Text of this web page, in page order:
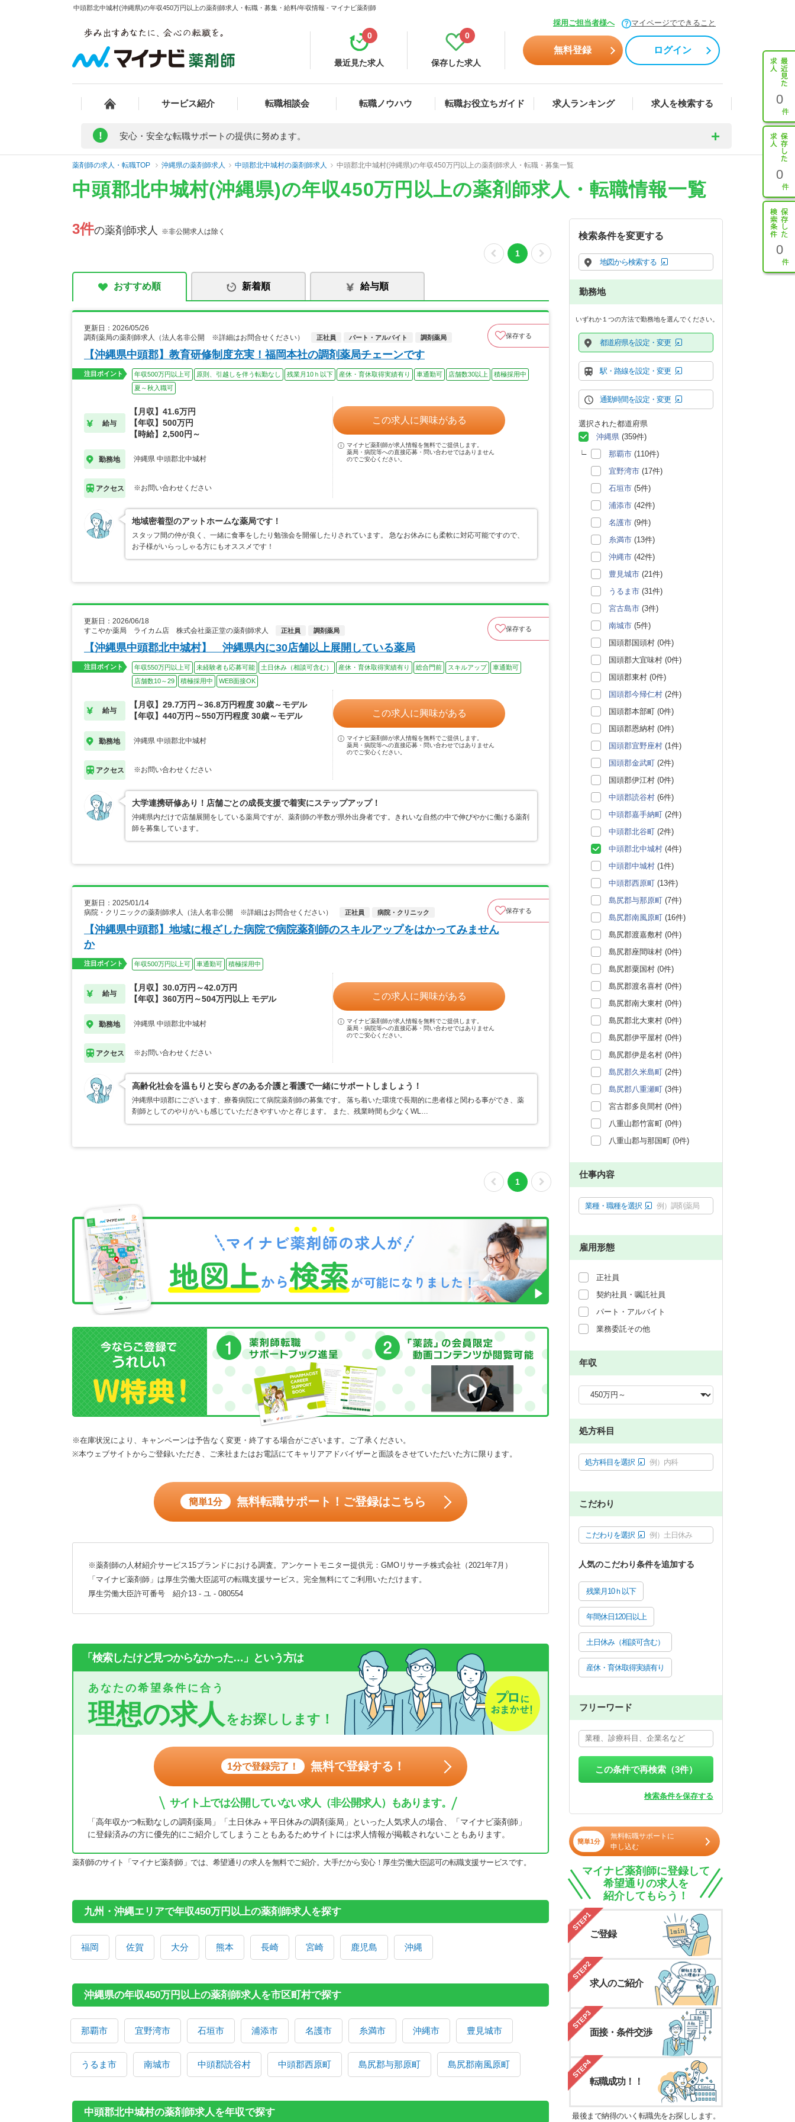
中頭郡北中城村(沖縄県)の年収450万円以上の薬剤師求人・転職・募集・給料/年収情報 - マイナビ薬剤師
採用ご担当者様へ マイページでできること
最近見た求人
0
保存した求人
0
無料登録 ログイン
サービス紹介 転職相談会 転職ノウハウ 転職お役立ちガイド 求人ランキング 求人を検索する 0
0
0
! 安心・安全な転職サポートの提供に努めます。
薬剤師の求人・転職TOP 沖縄県の薬剤師求人 中頭郡北中城村の薬剤師求人 中頭郡北中城村(沖縄県)の年収450万円以上の薬剤師求人・転職・募集一覧
中頭郡北中城村(沖縄県)の年収450万円以上の薬剤師求人・転職情報一覧
3件の薬剤師求人 ※非公開求人は除く
1
おすすめ順 新着順 給与順
更新日：2026/05/26
調剤薬局の薬剤師求人（法人名非公開 ※詳細はお問合せください）
正社員 パート・アルバイト 調剤薬局 保存する
【沖縄県中頭郡】教育研修制度充実！福岡本社の調剤薬局チェーンです
注目ポイント 年収500万円以上可 原則、引越しを伴う転勤なし 残業月10ｈ以下 産休・育休取得実績有り 車通勤可 店舗数30以上
積極採用中
夏～秋入職可
給与
【月収】41.6万円
【年収】500万円
【時給】2,500円～
勤務地 沖縄県 中頭郡北中城村
アクセス ※お問い合わせください
この求人に興味がある
マイナビ薬剤師が求人情報を無料でご提供します。
薬局・病院等への直接応募・問い合わせではありません
のでご安心ください。
地域密着型のアットホームな薬局です！
スタッフ間の仲が良く、一緒に食事をしたり勉強会を開催したりされています。 急なお休みにも柔軟に対応可能ですので、
お子様がいらっしゃる方にもオススメです！
更新日：2026/06/18
すこやか薬局 ライカム店 株式会社薬正堂の薬剤師求人
正社員 調剤薬局 保存する
【沖縄県中頭郡北中城村】 沖縄県内に30店舗以上展開している薬局
注目ポイント 年収550万円以上可 未経験者も応募可能 土日休み（相談可含む） 産休・育休取得実績有り 総合門前 スキルアップ
車通勤可
店舗数10～29
積極採用中 WEB面接OK
給与
【月収】29.7万円～36.8万円程度 30歳～モデル
【年収】440万円～550万円程度 30歳～モデル
勤務地 沖縄県 中頭郡北中城村
アクセス ※お問い合わせください
この求人に興味がある
マイナビ薬剤師が求人情報を無料でご提供します。
薬局・病院等への直接応募・問い合わせではありません
のでご安心ください。
大学連携研修あり！店舗ごとの成長支援で着実にステップアップ！
沖縄県内だけで店舗展開をしている薬局ですが、薬剤師の半数が県外出身者です。きれいな自然の中で伸びやかに働ける薬剤
師を募集しています。
更新日：2025/01/14
病院・クリニックの薬剤師求人（法人名非公開 ※詳細はお問合せください）
正社員 病院・クリニック 保存する
【沖縄県中頭郡】地域に根ざした病院で病院薬剤師のスキルアップをはかってみません
か
注目ポイント 年収500万円以上可 車通勤可 積極採用中
給与
【月収】30.0万円～42.0万円
【年収】360万円～504万円以上 モデル
勤務地 沖縄県 中頭郡北中城村
アクセス ※お問い合わせください
この求人に興味がある
マイナビ薬剤師が求人情報を無料でご提供します。
薬局・病院等への直接応募・問い合わせではありません
のでご安心ください。
高齢化社会を温もりと安らぎのある介護と看護で一緒にサポートしましょう！
沖縄県中頭郡にございます、療養病院にて病院薬剤師の募集です。 落ち着いた環境で長期的に患者様と関わる事ができ、薬
剤師としてのやりがいも感じていただきやすいかと存じます。 また、残業時間も少なくWL…
1
※在庫状況により、キャンペーンは予告なく変更・終了する場合がございます。ご了承ください。
※本ウェブサイトからご登録いただき、ご来社またはお電話にてキャリアアドバイザーと面談をさせていただいた方に限ります。
簡単1分 無料転職サポート！ご登録はこちら
※薬剤師の人材紹介サービス15ブランドにおける調査。アンケートモニター提供元：GMOリサーチ株式会社（2021年7月）
「マイナビ薬剤師」は厚生労働大臣認可の転職支援サービス。完全無料にてご利用いただけます。
厚生労働大臣許可番号 紹介13 - ユ - 080554
「検索したけど見つからなかった…」という方は
あなたの希望条件に合う
理想の求人をお探しします！
1分で登録完了！ 無料で登録する！
サイト上では公開していない求人（非公開求人）もあります。
「高年収かつ転勤なしの調剤薬局」「土日休み＋平日休みの調剤薬局」といった人気求人の場合、「マイナビ薬剤師」
に登録済みの方に優先的にご紹介してしまうこともあるためサイトには求人情報が掲載されないこともあります。
薬剤師のサイト「マイナビ薬剤師」では、希望通りの求人を無料でご紹介。大手だから安心！厚生労働大臣認可の転職支援サービスです。
九州・沖縄エリアで年収450万円以上の薬剤師求人を探す
福岡 佐賀 大分 熊本 長崎 宮崎 鹿児島 沖縄
沖縄県の年収450万円以上の薬剤師求人を市区町村で探す
那覇市 宜野湾市 石垣市 浦添市 名護市 糸満市 沖縄市 豊見城市
うるま市 南城市 中頭郡読谷村 中頭郡西原町 島尻郡与那原町 島尻郡南風原町
中頭郡北中城村の薬剤師求人を年収で探す
検索条件を変更する
地図から検索する
勤務地
いずれか１つの方法で勤務地を選んでください。
都道府県を設定・変更
駅・路線を設定・変更
通勤時間を設定・変更
選択された都道府県
沖縄県 (359件)
那覇市 (110件)
宜野湾市 (17件)
石垣市 (5件)
浦添市 (42件)
名護市 (9件)
糸満市 (13件)
沖縄市 (42件)
豊見城市 (21件)
うるま市 (31件)
宮古島市 (3件)
南城市 (5件)
国頭郡国頭村 (0件)
国頭郡大宜味村 (0件)
国頭郡東村 (0件)
国頭郡今帰仁村 (2件)
国頭郡本部町 (0件)
国頭郡恩納村 (0件)
国頭郡宜野座村 (1件)
国頭郡金武町 (2件)
国頭郡伊江村 (0件)
中頭郡読谷村 (6件)
中頭郡嘉手納町 (2件)
中頭郡北谷町 (2件)
中頭郡北中城村 (4件)
中頭郡中城村 (1件)
中頭郡西原町 (13件)
島尻郡与那原町 (7件)
島尻郡南風原町 (16件)
島尻郡渡嘉敷村 (0件)
島尻郡座間味村 (0件)
島尻郡粟国村 (0件)
島尻郡渡名喜村 (0件)
島尻郡南大東村 (0件)
島尻郡北大東村 (0件)
島尻郡伊平屋村 (0件)
島尻郡伊是名村 (0件)
島尻郡久米島町 (2件)
島尻郡八重瀬町 (3件)
宮古郡多良間村 (0件)
八重山郡竹富町 (0件)
八重山郡与那国町 (0件)
仕事内容
業種・職種を選択 例）調剤薬局
雇用形態
正社員
契約社員・嘱託社員
パート・アルバイト
業務委託その他
年収
処方科目
処方科目を選択 例）内科
こだわり
こだわりを選択 例）土日休み
人気のこだわり条件を追加する
残業月10ｈ以下
年間休日120日以上
土日休み（相談可含む）
産休・育休取得実績有り
フリーワード
この条件で再検索（3件）
検索条件を保存する
簡単1分
無料転職サポートに
申し込む
マイナビ薬剤師に登録して
希望通りの求人を
紹介してもらう！
STEP1
ご登録
STEP2
求人のご紹介
STEP3
面接・条件交渉
STEP4
転職成功！！
最後まで納得のいく転職先をお探しします。